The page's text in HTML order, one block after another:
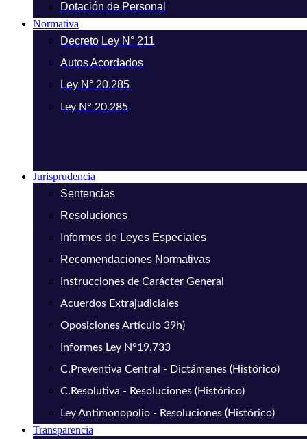
Dotación de Personal
Normativa
Decreto Ley N° 211
Autos Acordados
Ley N° 20.285
Ley N° 20.285
Jurisprudencia
Sentencias
Resoluciones
Informes de Leyes Especiales
Recomendaciones Normativas
Instrucciones de Carácter General
Acuerdos Extrajudiciales
Oposiciones Artículo 39h)
Informes Ley N°19.733
C.Preventiva Central - Dictámenes (Histórico)
C.Resolutiva - Resoluciones (Histórico)
Ley Antimonopolio - Resoluciones (Histórico)
Transparencia